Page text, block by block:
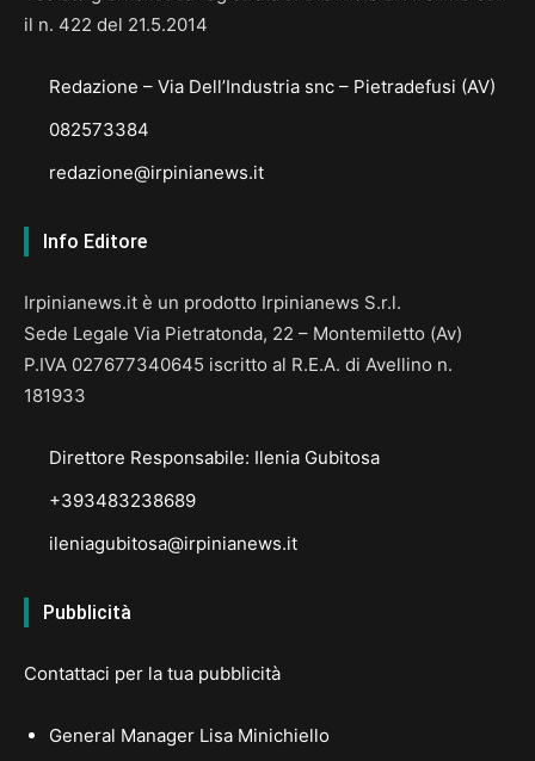
il n. 422 del 21.5.2014
Redazione – Via Dell’Industria snc – Pietradefusi (AV)
082573384
redazione@irpinianews.it
Info Editore
Irpinianews.it è un prodotto Irpinianews S.r.l.
Sede Legale Via Pietratonda, 22 – Montemiletto (Av)
P.IVA 027677340645 iscritto al R.E.A. di Avellino n.
181933
Direttore Responsabile: Ilenia Gubitosa
+393483238689
ileniagubitosa@irpinianews.it
Pubblicità
Contattaci per la tua pubblicità
General Manager Lisa Minichiello